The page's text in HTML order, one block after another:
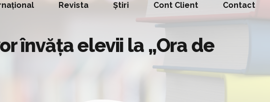
Revista Știri Cont Client Contact
învăța elevii la „Ora de